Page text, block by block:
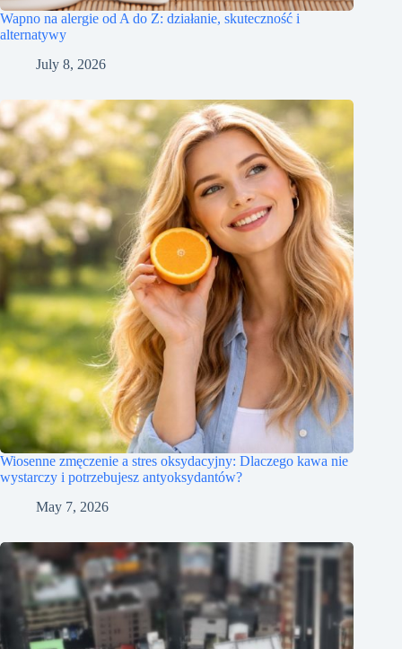
Wapno na alergie od A do Z: działanie, skuteczność i
alternatywy
July 8, 2026
Wiosenne zmęczenie a stres oksydacyjny: Dlaczego kawa nie
wystarczy i potrzebujesz antyoksydantów?
May 7, 2026